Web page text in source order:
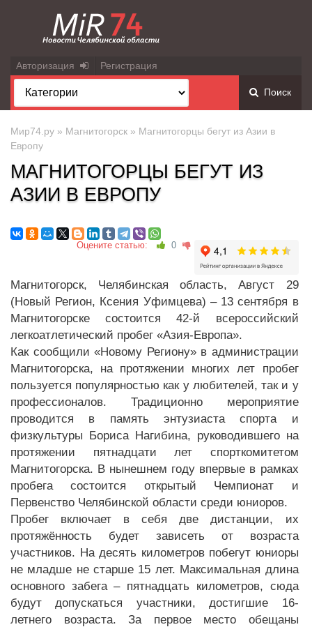
Авторизация Регистрация
Поиск
Мир74.ру » Магнитогорск » Магнитогорцы бегут из Азии в
Европу
МАГНИТОГОРЦЫ БЕГУТ ИЗ
АЗИИ В ЕВРОПУ
Оцените статью: 0
Магнитогорск, Челябинская область, Август 29
(Новый Регион, Ксения Уфимцева) – 13 сентября в
Магнитогорске состоится 42-й всероссийский
легкоатлетический пробег «Азия-Европа».
Как сообщили «Новому Региону» в администрации
Магнитогорска, на протяжении многих лет пробег
пользуется популярностью как у любителей, так и у
профессионалов. Традиционно мероприятие
проводится в память энтузиаста спорта и
физкультуры Бориса Нагибина, руководившего на
протяжении пятнадцати лет спорткомитетом
Магнитогорска. В нынешнем году впервые в рамках
пробега состоится открытый Чемпионат и
Первенство Челябинской области среди юниоров.
Пробег включает в себя две дистанции, их
протяжённость будет зависеть от возраста
участников. На десять километров побегут юниоры
не младше не старше 15 лет. Максимальная длина
основного забега – пятнадцать километров, сюда
будут допускаться участники, достигшие 16-
летнего возраста. За первое место обещаны